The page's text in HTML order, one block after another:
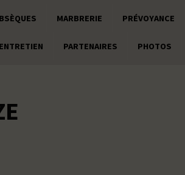
MARBRERIE PRÉVOYANCE
PARTENAIRES PHOTOS